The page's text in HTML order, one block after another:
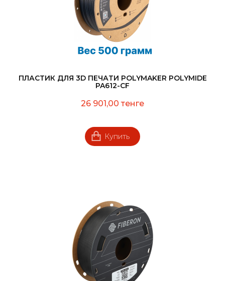
ПЛАСТИК ДЛЯ 3D ПЕЧАТИ POLYMAKER POLYMIDE
PA612-CF
26 901,00 тенге
Купить